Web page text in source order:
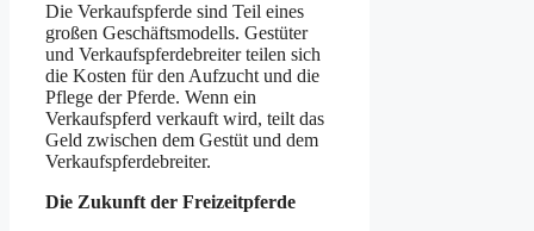
Die Verkaufspferde sind Teil eines
großen Geschäftsmodells. Gestüter
und Verkaufspferdebreiter teilen sich
die Kosten für den Aufzucht und die
Pflege der Pferde. Wenn ein
Verkaufspferd verkauft wird, teilt das
Geld zwischen dem Gestüt und dem
Verkaufspferdebreiter.
Die Zukunft der Freizeitpferde